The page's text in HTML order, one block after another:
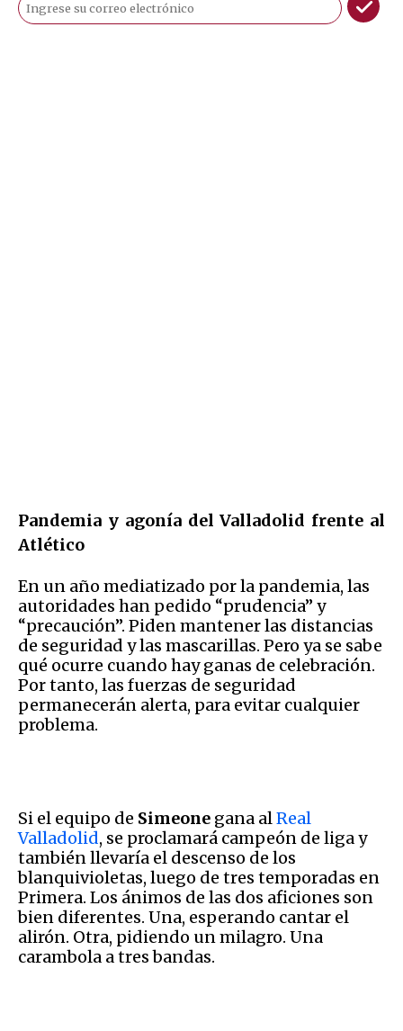
Pandemia y agonía del Valladolid frente al
Atlético
En un año mediatizado por la pandemia, las
autoridades han pedido “prudencia” y
“precaución”. Piden mantener las distancias
de seguridad y las mascarillas. Pero ya se sabe
qué ocurre cuando hay ganas de celebración.
Por tanto, las fuerzas de seguridad
permanecerán alerta, para evitar cualquier
problema.
Si el equipo de Simeone gana alReal
Valladolid, se proclamará campeón de liga y
también llevaría el descenso de los
blanquivioletas, luego de tres temporadas en
Primera. Los ánimos de las dos aficiones son
bien diferentes. Una, esperando cantar el
alirón. Otra, pidiendo un milagro. Una
carambola a tres bandas.